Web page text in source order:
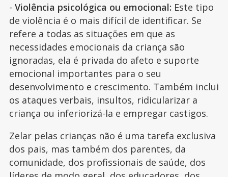
- Violência psicológica ou emocional: Este tipo
de violência é o mais difícil de identificar. Se
refere a todas as situações em que as
necessidades emocionais da criança são
ignoradas, ela é privada do afeto e suporte
emocional importantes para o seu
desenvolvimento e crescimento. Também inclui
os ataques verbais, insultos, ridicularizar a
criança ou inferiorizá-la e empregar castigos.
Zelar pelas crianças não é uma tarefa exclusiva
dos pais, mas também dos parentes, da
comunidade, dos profissionais de saúde, dos